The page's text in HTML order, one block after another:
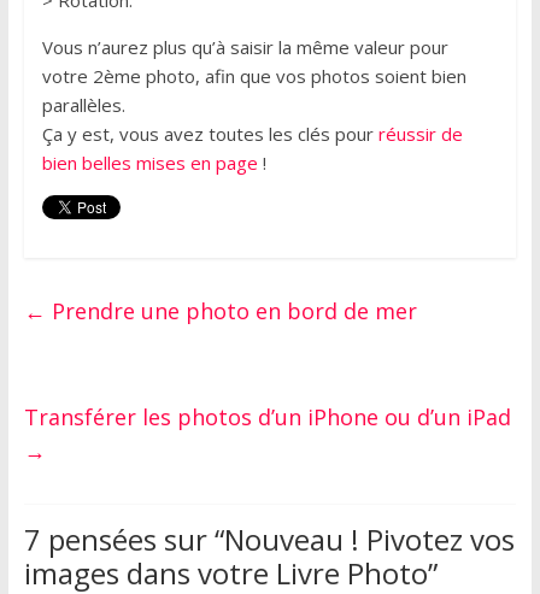
Vous n’aurez plus qu’à saisir la même valeur pour
votre 2ème photo, afin que vos photos soient bien
parallèles.
Ça y est, vous avez toutes les clés pour réussir de
bien belles mises en page !
← Prendre une photo en bord de mer
Transférer les photos d’un iPhone ou d’un iPad
→
7 pensées sur “Nouveau ! Pivotez vos
images dans votre Livre Photo”